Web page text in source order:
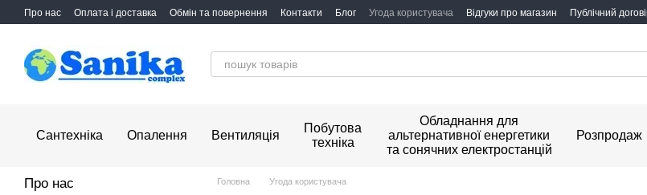
Перейти до основного контенту
Про нас Оплата і доставка Обмін та повернення Контакти Блог Угода користувача Відгуки про магазин Публічний
Сантехніка Опалення Вентиляція
Побутова
техніка
Обладнання для
альтернативної енергетики
та сонячних електростанцій
Розпродаж
Головна Угода користувача
Про нас